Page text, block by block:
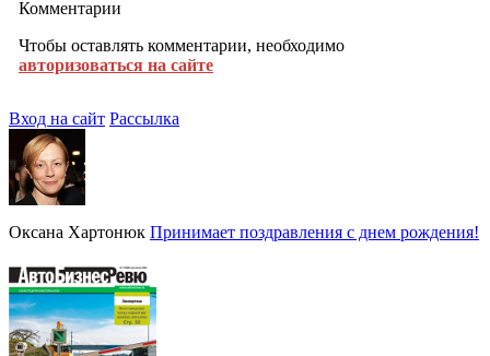
Комментарии
Чтобы оставлять комментарии, необходимо
авторизоваться на сайте
Вход на сайт Рассылка
Оксана Хартонюк Принимает поздравления с днем рождения!